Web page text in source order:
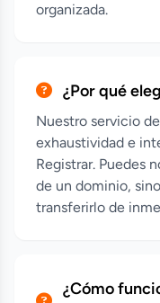
organizada.
¿Por qué
Nuestro servicio
exhaustividad e
Registrar. Puedes
de un dominio,
transferirlo de
¿Cómo